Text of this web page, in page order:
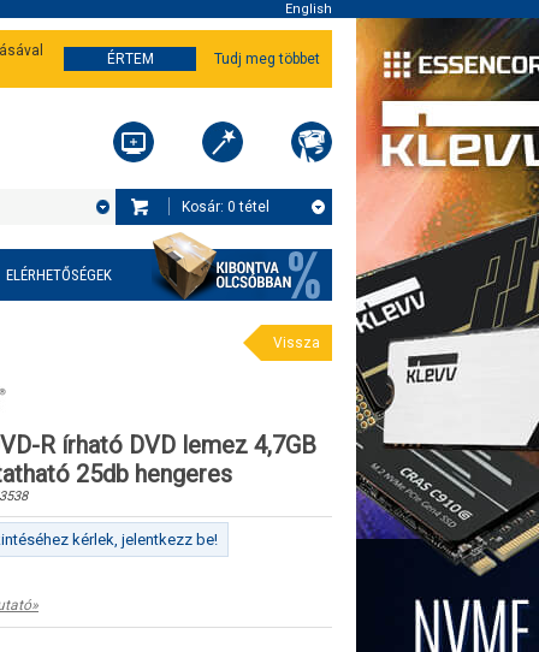
English
ÉRTEM Tudj meg többet
Kosár: 0 tétel
ELÉRHETŐSÉGEK
Vissza
R írható DVD lemez 4,7GB
25db hengeres
kérlek, jelentkezz be!